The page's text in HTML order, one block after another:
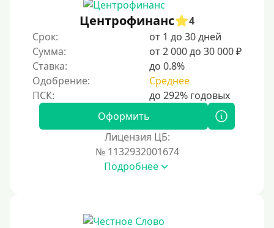
Не выходя из дома
Без посещения офиса
В офисе
В ломбарде
Роботы займов
Онлайн на карту в Telegram
Без списания денег с карты
Денежным переводом
На Яндекс Деньги
Центрофинанс
4
Срок:
от 1 до 30 дней
Сумма:
от 2 000 до 30 000 ₽
Ставка:
до 0.8%
Одобрение:
Среднее
Оформить
Лицензия ЦБ:
№ 1132932001674
Подробнее